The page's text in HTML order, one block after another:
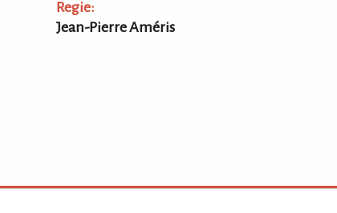
Regie:
Jean-Pierre Améris